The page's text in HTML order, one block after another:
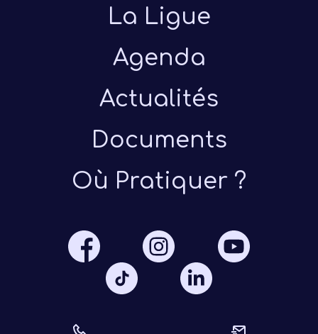
La Ligue
Agenda
Actualités
Documents
Où Pratiquer ?